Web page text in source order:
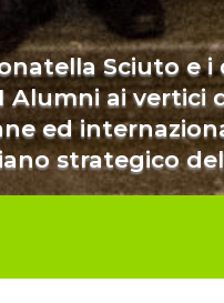
Sciuto e
Alumni ai vertici
ed
strategico